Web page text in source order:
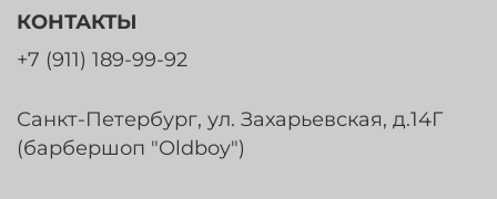
КОНТАКТЫ
+7 (911) 189-99-92
Санкт-Петербург, ул. Захарьевская, д.14Г
(барбершоп "Oldboy")